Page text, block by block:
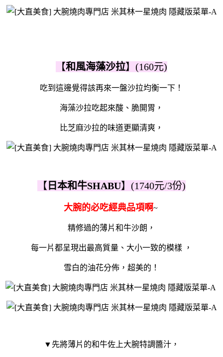
【和風海藻沙拉】(160元)
吃到這邊覺得該再來一盤沙拉均衡一下！
海藻沙拉吃起來酸、脆開胃，
比芝麻沙拉的味道更顯清爽，
【 日本和牛SHABU】(1740元/3份)
大腕的必吃經典品項啊~
精修過的薄片和牛沙朗，
每一片都呈現出最高質量、大小一致的模樣 ，
雪白的油花分佈，超美的！
▼先將薄片的和牛佐上大腕特調醬汁，